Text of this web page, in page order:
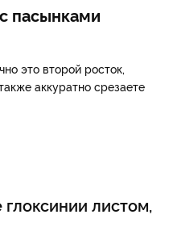
пасынками
это второй росток,
аккуратно срезаете
листом,